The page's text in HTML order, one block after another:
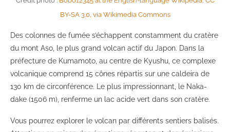
BY-SA 3.0, via Wikimedia Commons
Des colonnes de fumée s’échappent constamment du cratère
du mont Aso, le plus grand volcan actif du Japon. Dans la
préfecture de Kumamoto, au centre de Kyushu, ce complexe
volcanique comprend 15 cônes répartis sur une caldeira de
130 km de circonférence. Le plus impressionnant, le Naka-
dake (1506 m), renferme un lac acide vert dans son cratère.
Vous pourrez explorer le volcan par différents sentiers balisés.